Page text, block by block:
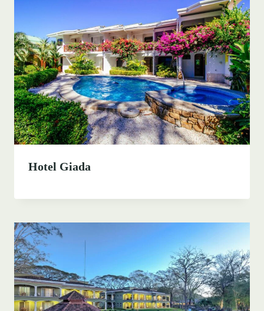
Hotel Giada